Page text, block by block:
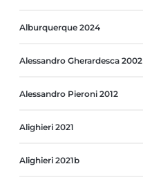
Alburquerque 2024
Alessandro Gherardesca 2002
Alessandro Pieroni 2012
Alighieri 2021
Alighieri 2021b